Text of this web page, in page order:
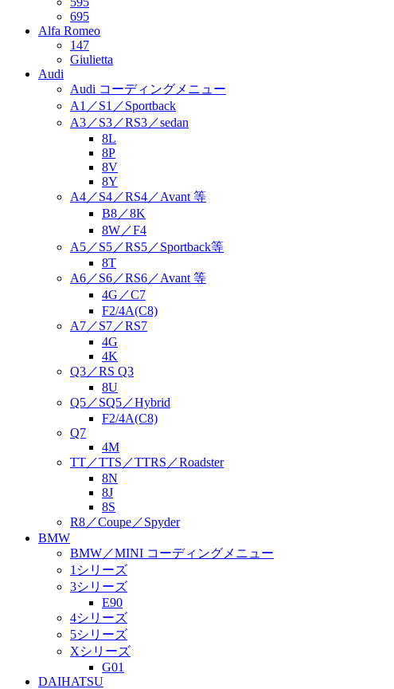
695
Alfa Romeo
147
Giulietta
Audi
Audi コーディングメニュー
A1／S1／Sportback
A3／S3／RS3／sedan
8L
8P
8V
8Y
A4／S4／RS4／Avant 等
B8／8K
8W／F4
A5／S5／RS5／Sportback等
8T
A6／S6／RS6／Avant 等
4G／C7
F2/4A(C8)
A7／S7／RS7
4G
4K
Q3／RS Q3
8U
Q5／SQ5／Hybrid
F2/4A(C8)
Q7
4M
TT／TTS／TTRS／Roadster
8N
8J
8S
R8／Coupe／Spyder
BMW
BMW／MINI コーディングメニュー
1シリーズ
3シリーズ
E90
4シリーズ
5シリーズ
Xシリーズ
G01
DAIHATSU